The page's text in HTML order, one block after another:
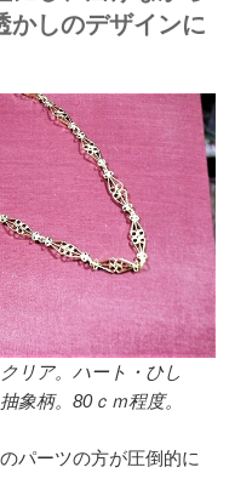
かしのデザインに
リア。ハート・ひし
象柄。80ｃｍ程度。
パーツの方が圧倒的に